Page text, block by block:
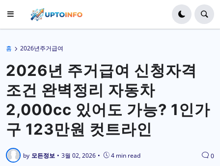
홈 2026년주거급여
2026년 주거급여 신청자격
조건 완벽정리 자동차
2,000cc 있어도 가능? 1인가
구 123만원 컷트라인
by 모든정보 • 3월 02, 2026 • 4 min read 0